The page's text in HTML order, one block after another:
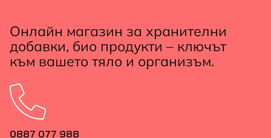
Онлайн магазин за хранителни
добавки, био продукти – ключът
към вашето тяло и организъм.
0887 077 988